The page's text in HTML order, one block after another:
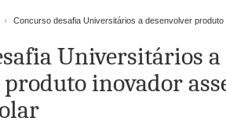
Concurso desafia Universitários a desenvolver
Universitários a
inovador